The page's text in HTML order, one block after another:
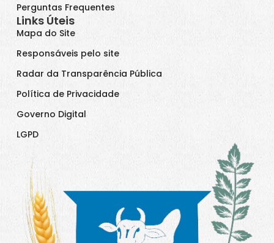
Perguntas Frequentes
Links Úteis
Mapa do Site
Responsáveis pelo site
Radar da Transparência Pública
Política de Privacidade
Governo Digital
LGPD